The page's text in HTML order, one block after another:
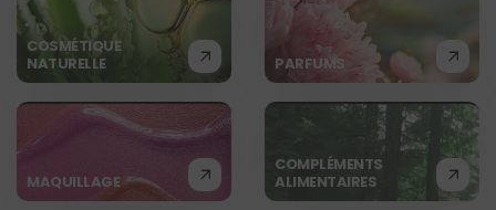
COSMÉTIQUE
NATURELLE
PARFUMS
MAQUILLAGE
COMPLÉMENTS
ALIMENTAIRES